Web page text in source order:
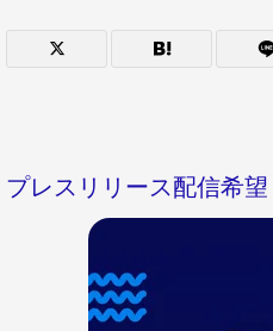
プレスリリース配信希望